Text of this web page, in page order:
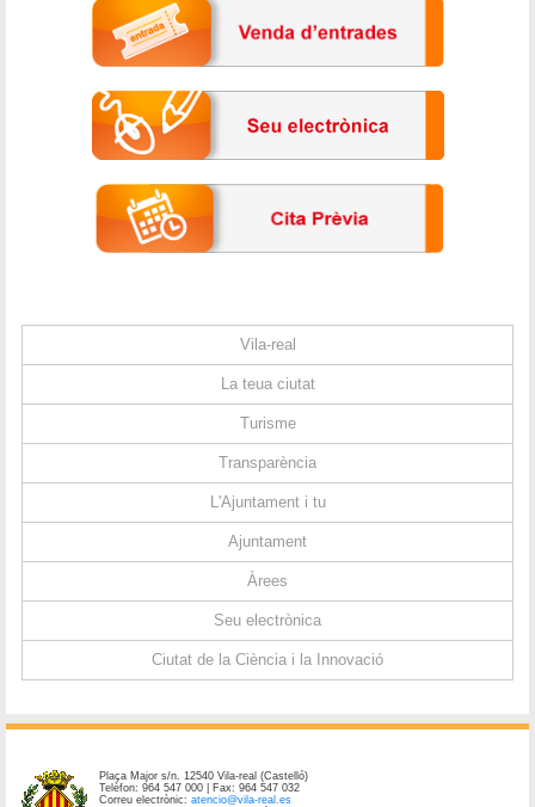
Vila-real
La teua ciutat
Turisme
Transparència
L'Ajuntament i tu
Ajuntament
Àrees
Seu electrònica
Ciutat de la Ciència i la Innovació
Plaça Major s/n. 12540 Vila-real (Castelló)
Telèfon: 964 547 000 | Fax: 964 547 032
Correu electrònic:atencio@vila-real.es